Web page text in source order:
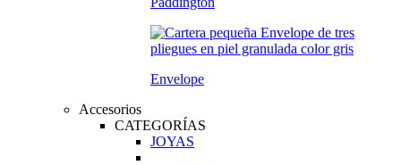
Envelope
Accesorios
CATEGORÍAS
JOYAS